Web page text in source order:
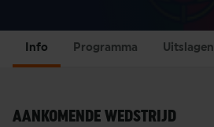
Info Programma Uitslagen
AANKOMENDE WEDSTRIJD